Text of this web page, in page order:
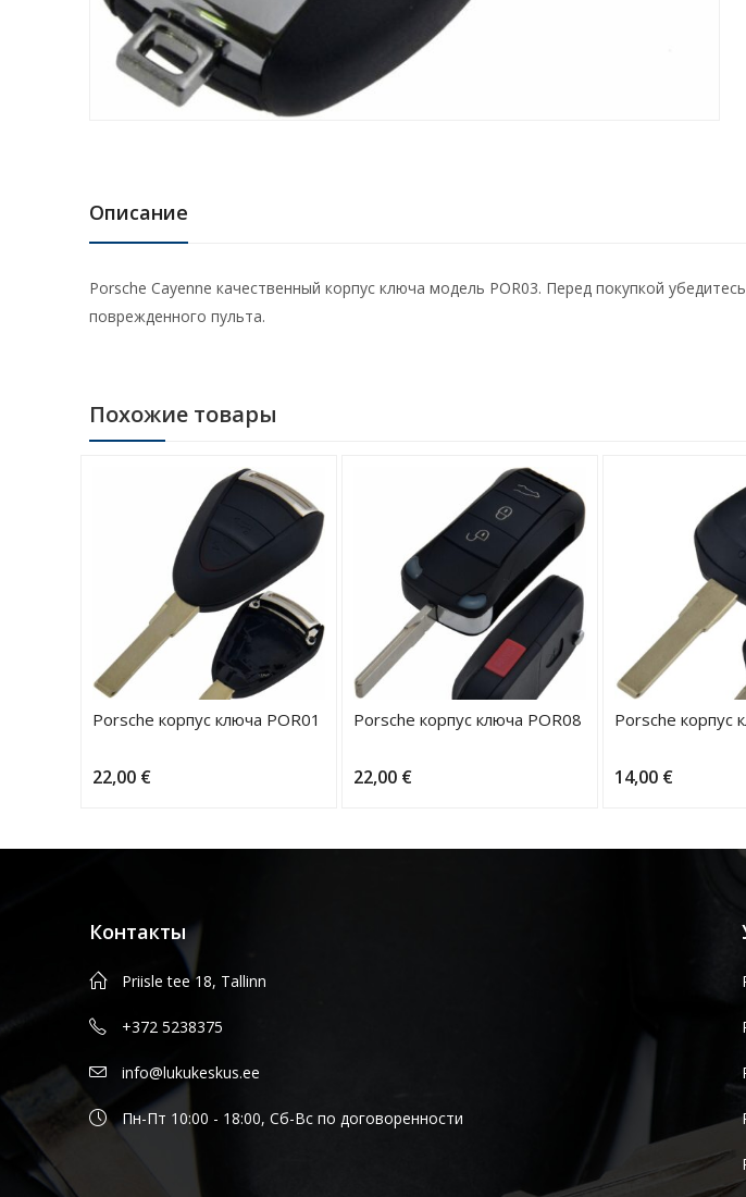
Описание
Porsche Cayenne качественный корпус ключа модель POR03. Перед покупкой
поврежденного пульта.
Похожие товары
Porsche корпус ключа POR01
22,00 €
Porsche корпус ключа POR08
22,00 €
Porsche корпус
14,00 €
Контакты
Priisle tee 18, Tallinn
+372 5238375
info@lukukeskus.ee
Пн-Пт 10:00 - 18:00, Сб-Вс по договоренности